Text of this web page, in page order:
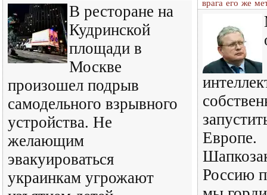
В ресторане на
Кудринской
площади в
Москве
произошел подрыв
самодельного взрывного
устройства. Не
желающим
эвакуироваться
украинкам угрожают
врага его же
Европе.
Россию